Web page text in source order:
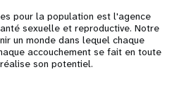
pour la population est l'agence
sexuelle et reproductive. Notre
un monde dans lequel chaque
accouchement se fait en toute
son potentiel.